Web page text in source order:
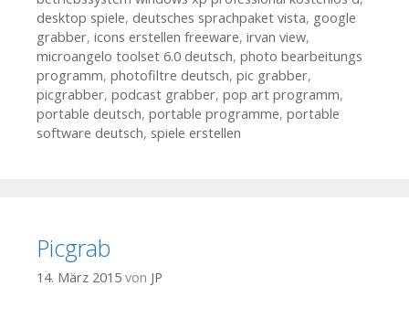
desktop spiele, deutsches sprachpaket vista, google
grabber, icons erstellen freeware, irvan view,
microangelo toolset 6.0 deutsch, photo bearbeitungs
programm, photofiltre deutsch, pic grabber,
picgrabber, podcast grabber, pop art programm,
portable deutsch, portable programme, portable
software deutsch, spiele erstellen
Picgrab
14. März 2015 von JP